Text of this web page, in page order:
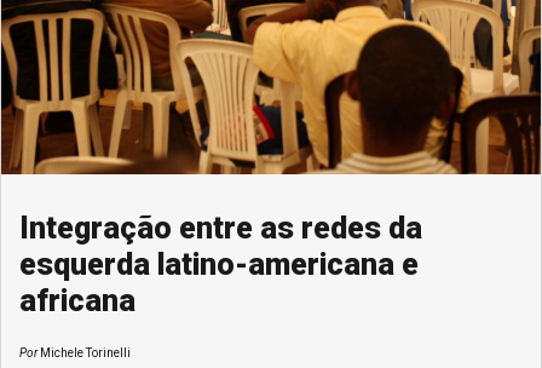
Integração entre as redes da
esquerda latino-americana e
africana
PorMichele Torinelli